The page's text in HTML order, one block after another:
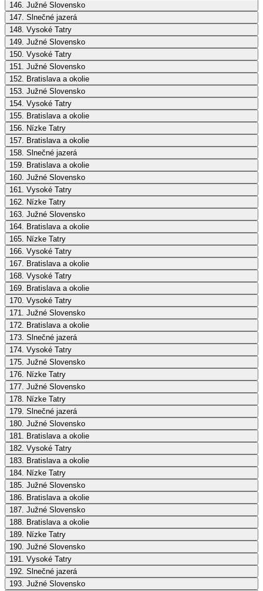
146. Južné Slovensko
147. Slnečné jazerá
148. Vysoké Tatry
149. Južné Slovensko
150. Vysoké Tatry
151. Južné Slovensko
152. Bratislava a okolie
153. Južné Slovensko
154. Vysoké Tatry
155. Bratislava a okolie
156. Nízke Tatry
157. Bratislava a okolie
158. Slnečné jazerá
159. Bratislava a okolie
160. Južné Slovensko
161. Vysoké Tatry
162. Nízke Tatry
163. Južné Slovensko
164. Bratislava a okolie
165. Nízke Tatry
166. Vysoké Tatry
167. Bratislava a okolie
168. Vysoké Tatry
169. Bratislava a okolie
170. Vysoké Tatry
171. Južné Slovensko
172. Bratislava a okolie
173. Slnečné jazerá
174. Vysoké Tatry
175. Južné Slovensko
176. Nízke Tatry
177. Južné Slovensko
178. Nízke Tatry
179. Slnečné jazerá
180. Južné Slovensko
181. Bratislava a okolie
182. Vysoké Tatry
183. Bratislava a okolie
184. Nízke Tatry
185. Južné Slovensko
186. Bratislava a okolie
187. Južné Slovensko
188. Bratislava a okolie
189. Nízke Tatry
190. Južné Slovensko
191. Vysoké Tatry
192. Slnečné jazerá
193. Južné Slovensko